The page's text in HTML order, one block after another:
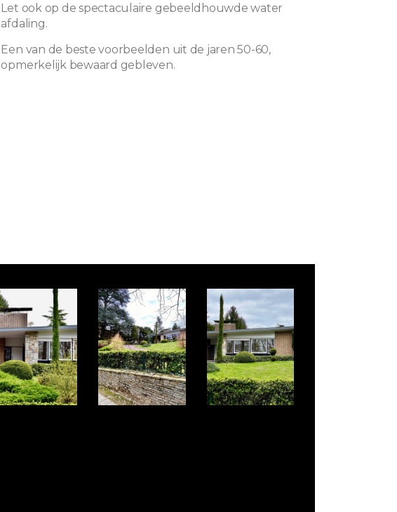
Let ook op de spectaculaire gebeeldhouwde water
afdaling.
Een van de beste voorbeelden uit de jaren 50-60,
opmerkelijk bewaard gebleven.